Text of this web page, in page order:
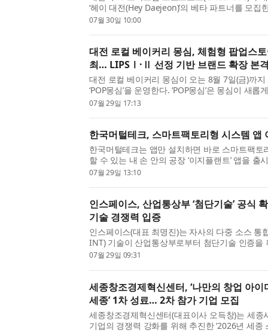
‘헤이 대전(Hey Daejeon)’​의 베타 파트너를 모집
베타 프로그램은 대전에서 활동하는 스타트업,
07월 30일 10:00
대전 로컬 베이커리 몽심, 체험형 팝업스토
최… LIPSⅠ·Ⅱ 선정 기반 브랜드 확장 본
대전 로컬 베이커리 몽심이 오는 8월 7일(금)까
‘POP몽심’을 운영한다. ‘POP몽심’은 몽심이 새
보이는 첫 번째 팝업스토어로, 몽심의 시그니처
07월 29일 17:13
한국머털테크, 스마트팩토리형 시스템 앱
한국머털테크는 앱만 설치하면 바로 스마트팩토
할 수 있는 내 손 안의 공장 ‘이지플랜트’ 앱을 출
착순 10개 한정가 이벤트를 진행하고 있다고 밝
07월 29일 13:10
인스페이스, 산업통상부 ‘첨단기술’ 공
기술 경쟁력 입증
인스페이스(대표 최명진)는 자사의 다중 소스 통
INT) 기술이 산업통상부로부터 첨단기술 인증을
혔다. 이번 인증은 정부가 인스페이스의 Multi-
07월 29일 09:31
세종창조경제혁신센터, ‘나만의 창업 아
세종’ 1차 성료… 2차 참가 기업 모집
세종창조경제혁신센터(대표이사 오득창)는 세종
기업의 경쟁력 강화를 위해 추진한 ‘2026년 세종